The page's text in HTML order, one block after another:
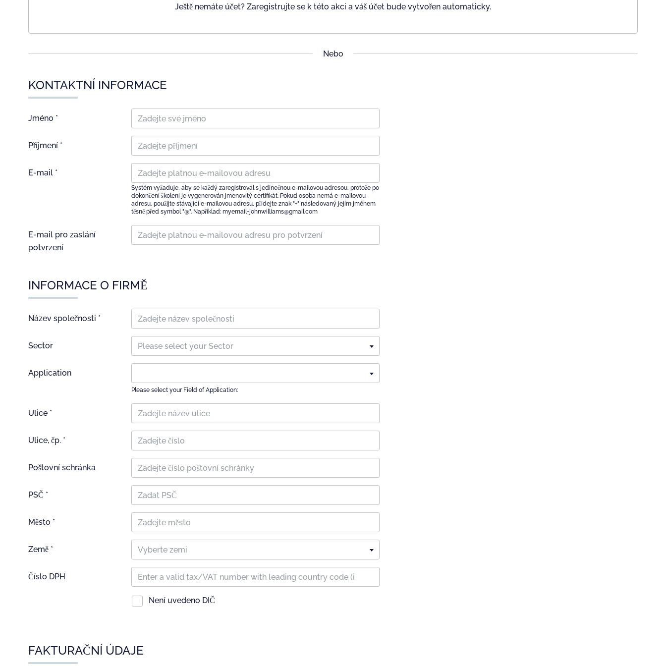
Ještě nemáte účet? Zaregistrujte se k této akci a váš účet bude vytvořen automaticky.
Nebo
KONTAKTNÍ INFORMACE
Jméno *
Příjmení *
E-mail *
Systém vyžaduje, aby se každý zaregistroval s jedinečnou e-mailovou adresou, protože po
dokončení školení je vygenerován jmenovitý certifikát. Pokud osoba nemá e-mailovou
adresu, použijte stávající e-mailovou adresu, přidejte znak "+" následovaný jejím jménem
těsně před symbol "@". Například: myemail+johnwilliams@gmail.com
E-mail pro zaslání
potvrzení
INFORMACE O FIRMĚ
Název společnosti *
Sector Please select your Sector
Application
Please select your Field of Application:
Ulice *
Ulice, čp. *
Poštovní schránka
PSČ *
Město *
Země * Vyberte zemi
Číslo DPH
Není uvedeno DIČ
FAKTURAČNÍ ÚDAJE